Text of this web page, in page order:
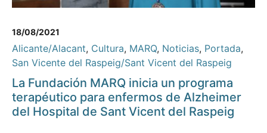
18/08/2021
Alicante/Alacant, Cultura, MARQ, Noticias, Portada,
San Vicente del Raspeig/Sant Vicent del Raspeig
La Fundación MARQ inicia un programa
terapéutico para enfermos de Alzheimer
del Hospital de Sant Vicent del Raspeig